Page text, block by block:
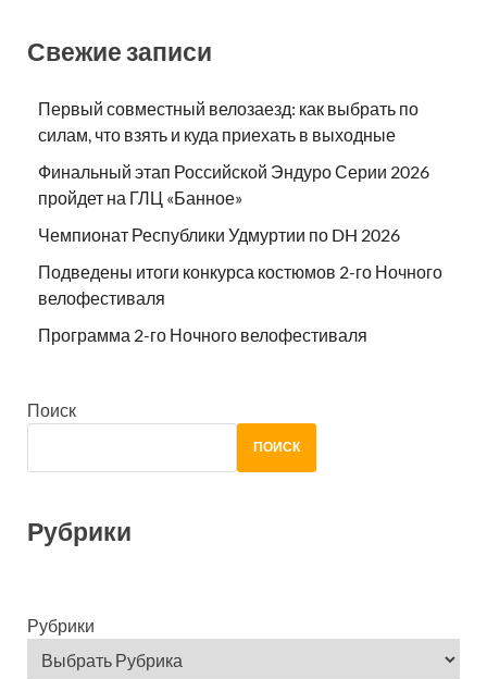
Свежие записи
Первый совместный велозаезд: как выбрать по
силам, что взять и куда приехать в выходные
Финальный этап Российской Эндуро Серии 2026
пройдет на ГЛЦ «Банное»
Чемпионат Республики Удмуртии по DH 2026
Подведены итоги конкурса костюмов 2-го Ночного
велофестиваля
Программа 2-го Ночного велофестиваля
Поиск
ПОИСК
Рубрики
Рубрики